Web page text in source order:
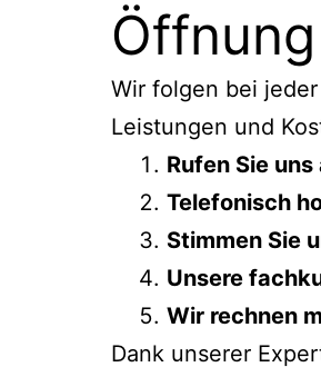
Wir folgen bei
Leistungen und
Rufen Sie
Telefonisch
Stimmen Sie
Unsere
Wir rechnen
Dank unserer